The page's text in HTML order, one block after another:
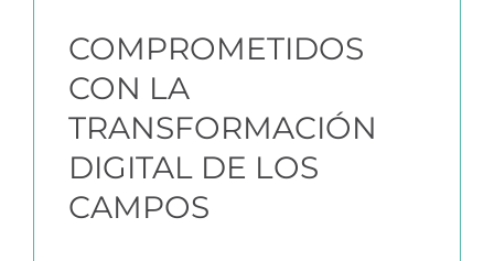
COMPROMETIDOS
CON LA
TRANSFORMACIÓN
DIGITAL DE LOS
CAMPOS